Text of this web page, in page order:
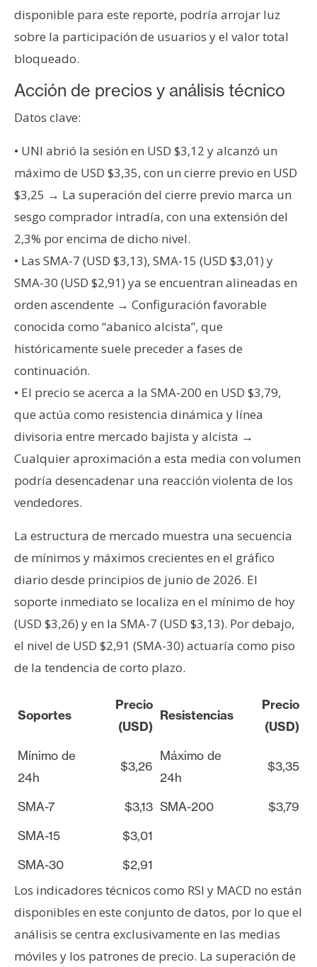
disponible para este reporte, podría arrojar luz
sobre la participación de usuarios y el valor total
bloqueado.
Acción de precios y análisis técnico
Datos clave:
• UNI abrió la sesión en USD $3,12 y alcanzó un
máximo de USD $3,35, con un cierre previo en USD
$3,25 → La superación del cierre previo marca un
sesgo comprador intradía, con una extensión del
2,3% por encima de dicho nivel.
• Las SMA-7 (USD $3,13), SMA-15 (USD $3,01) y
SMA-30 (USD $2,91) ya se encuentran alineadas en
orden ascendente → Configuración favorable
conocida como “abanico alcista”, que
históricamente suele preceder a fases de
continuación.
• El precio se acerca a la SMA-200 en USD $3,79,
que actúa como resistencia dinámica y línea
divisoria entre mercado bajista y alcista →
Cualquier aproximación a esta media con volumen
podría desencadenar una reacción violenta de los
vendedores.
La estructura de mercado muestra una secuencia
de mínimos y máximos crecientes en el gráfico
diario desde principios de junio de 2026. El
soporte inmediato se localiza en el mínimo de hoy
(USD $3,26) y en la SMA-7 (USD $3,13). Por debajo,
el nivel de USD $2,91 (SMA-30) actuaría como piso
de la tendencia de corto plazo.
Soportes
Precio
(USD)
Resistencias
Precio
(USD)
Mínimo de
24h
$3,26
Máximo de
24h
$3,35
SMA-7 $3,13 SMA-200
$3,79
SMA-15
$3,01
SMA-30
$2,91
Los indicadores técnicos como RSI y MACD no están
disponibles en este conjunto de datos, por lo que el
análisis se centra exclusivamente en las medias
móviles y los patrones de precio. La superación de